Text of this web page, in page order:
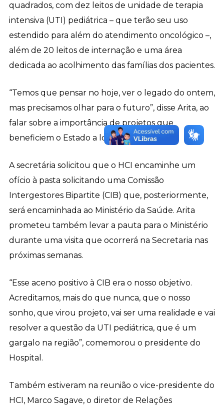
quadrados, com dez leitos de unidade de terapia
intensiva (UTI) pediátrica – que terão seu uso
estendido para além do atendimento oncológico –,
além de 20 leitos de internação e uma área
dedicada ao acolhimento das famílias dos pacientes.
“Temos que pensar no hoje, ver o legado do ontem,
mas precisamos olhar para o futuro”, disse Arita, ao
falar sobre a importância de projetos que
beneficiem o Estado a longo prazo.
A secretária solicitou que o HCI encaminhe um
ofício à pasta solicitando uma Comissão
Intergestores Bipartite (CIB) que, posteriormente,
será encaminhada ao Ministério da Saúde. Arita
prometeu também levar a pauta para o Ministério
durante uma visita que ocorrerá na Secretaria nas
próximas semanas.
“Esse aceno positivo à CIB era o nosso objetivo.
Acreditamos, mais do que nunca, que o nosso
sonho, que virou projeto, vai ser uma realidade e vai
resolver a questão da UTI pediátrica, que é um
gargalo na região”, comemorou o presidente do
Hospital.
Também estiveram na reunião o vice-presidente do
HCI, Marco Sagave, o diretor de Relações